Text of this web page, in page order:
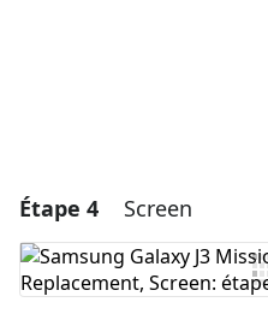
Étape 4 Screen